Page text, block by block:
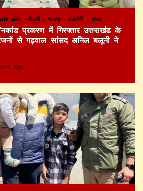
खबर दिल्ली भाजपा राजनीति राज्य
प्रकरण में गिरफ्तार उत्तराखंड के
से गढ़वाल सांसद अनिल बलूनी ने
ago